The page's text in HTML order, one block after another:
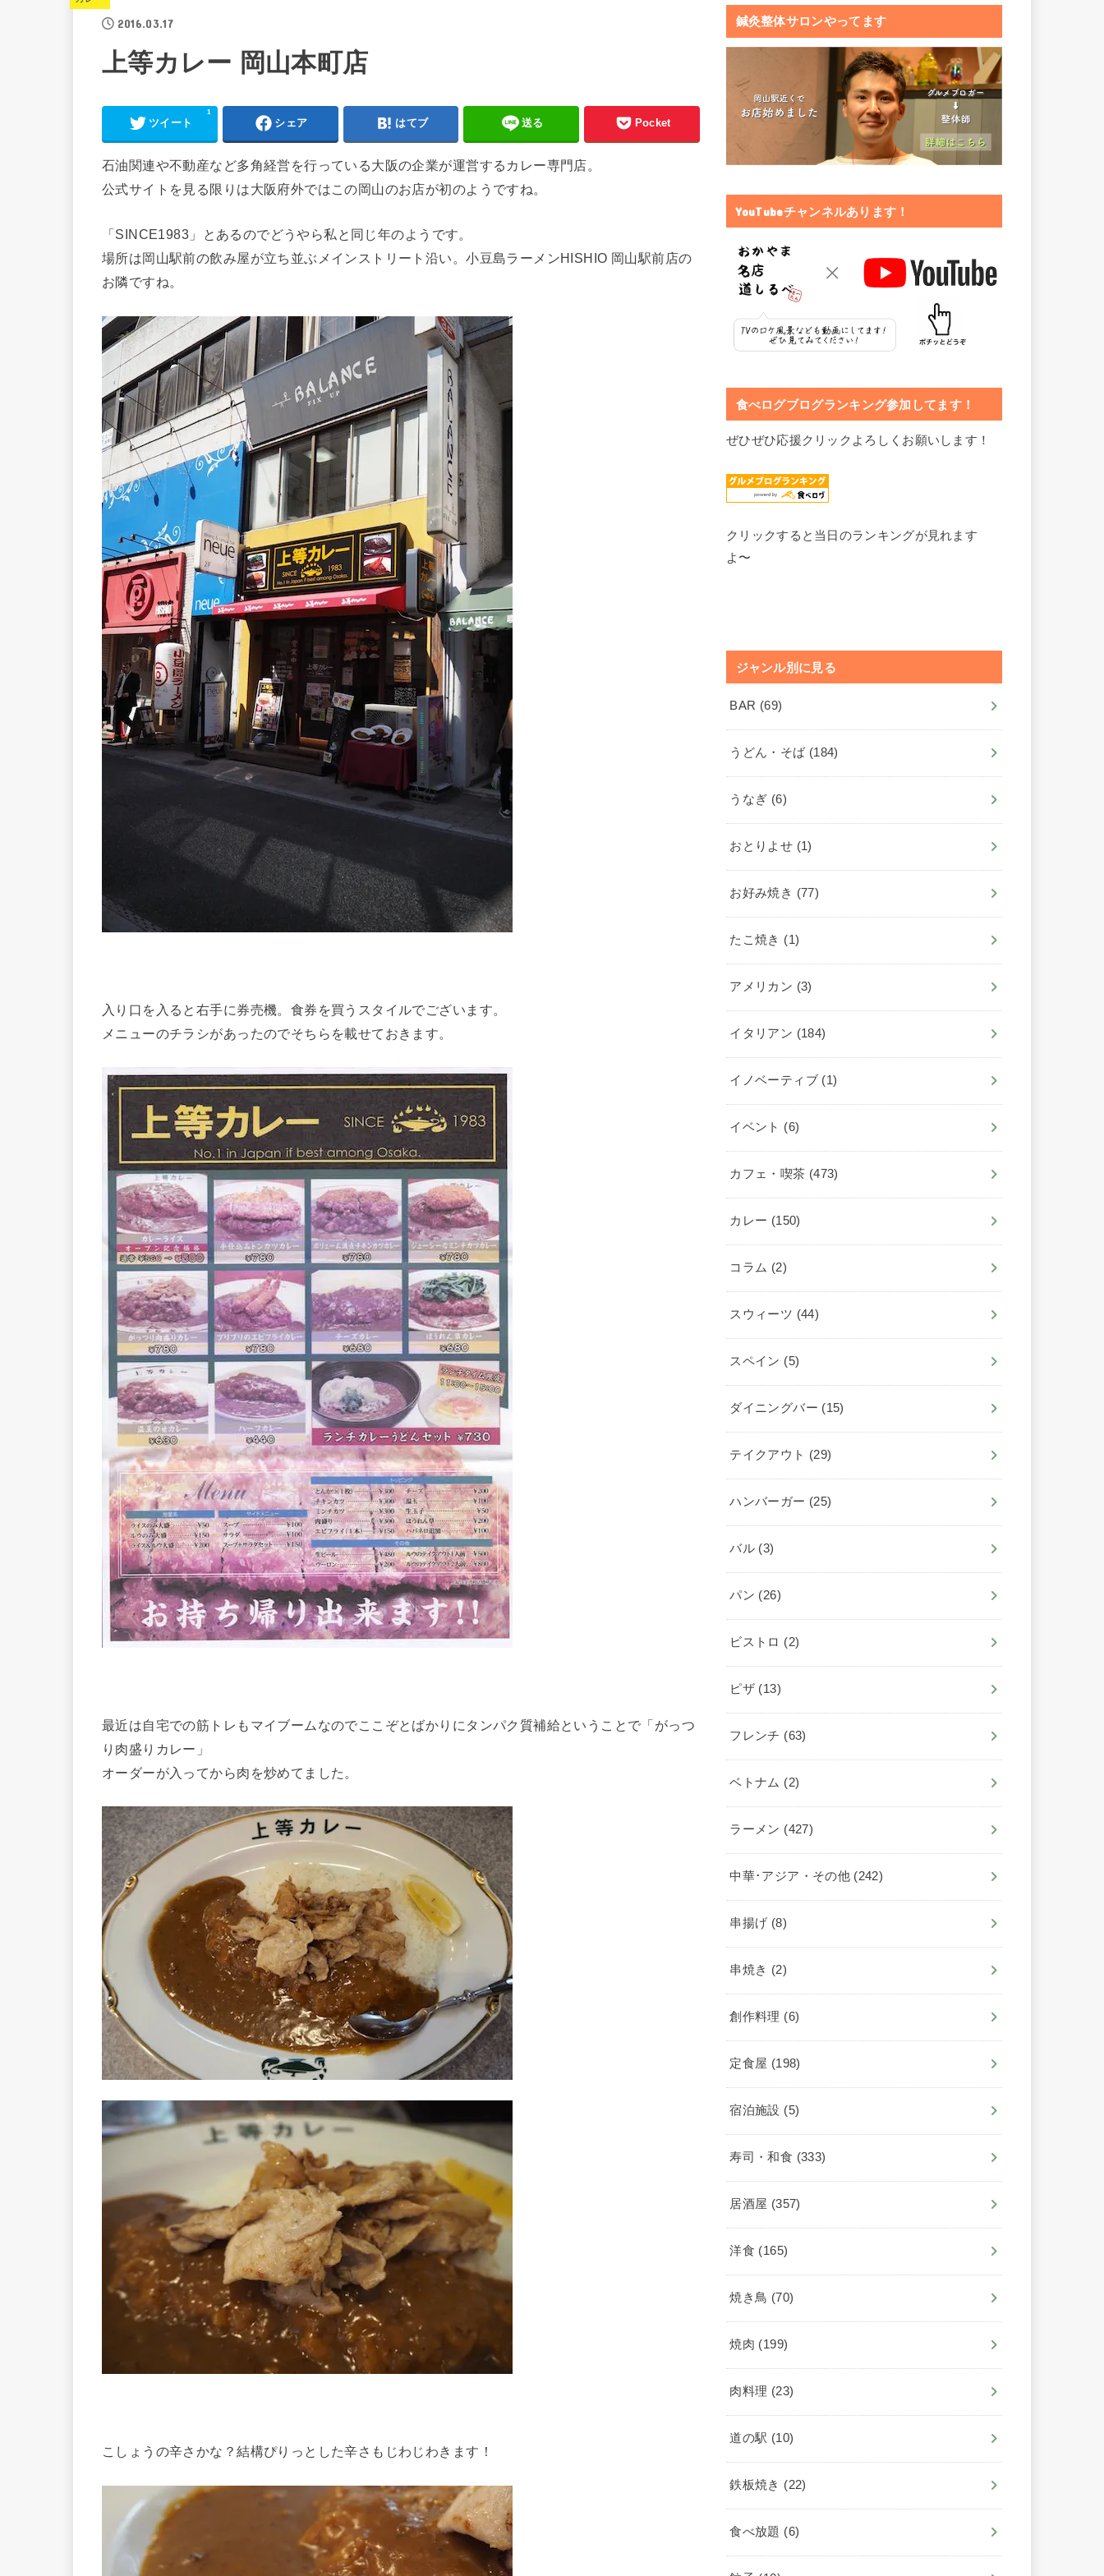
2016.03.17
上等カレー 岡山本町店
ツイート
1
シェア はてブ 送る Pocket
石油関連や不動産など多角経営を行っている大阪の企業が運営するカレー専門店。
公式サイトを見る限りは大阪府外ではこの岡山のお店が初のようですね。
「SINCE1983」とあるのでどうやら私と同じ年のようです。
場所は岡山駅前の飲み屋が立ち並ぶメインストリート沿い。小豆島ラーメンHISHIO 岡山駅前店の
お隣ですね。
入り口を入ると右手に券売機。食券を買うスタイルでございます。
メニューのチラシがあったのでそちらを載せておきます。
最近は自宅での筋トレもマイブームなのでここぞとばかりにタンパク質補給ということで「がっつ
り肉盛りカレー」
オーダーが入ってから肉を炒めてました。
こしょうの辛さかな？結構ぴりっとした辛さもじわじわきます！
鍼灸整体サロンやってます
YouTubeチャンネルあります！
食べログブログランキング参加してます！
ぜひぜひ応援クリックよろしくお願いします！
クリックすると当日のランキングが見れます
よ〜
ジャンル別に見る
BAR (69)
うどん・そば (184)
うなぎ (6)
おとりよせ (1)
お好み焼き (77)
たこ焼き (1)
アメリカン (3)
イタリアン (184)
イノベーティブ (1)
イベント (6)
カフェ・喫茶 (473)
カレー (150)
コラム (2)
スウィーツ (44)
スペイン (5)
ダイニングバー (15)
テイクアウト (29)
ハンバーガー (25)
バル (3)
パン (26)
ビストロ (2)
ピザ (13)
フレンチ (63)
ベトナム (2)
ラーメン (427)
中華･アジア・その他 (242)
串揚げ (8)
串焼き (2)
創作料理 (6)
定食屋 (198)
宿泊施設 (5)
寿司・和食 (333)
居酒屋 (357)
洋食 (165)
焼き鳥 (70)
焼肉 (199)
肉料理 (23)
道の駅 (10)
鉄板焼き (22)
食べ放題 (6)